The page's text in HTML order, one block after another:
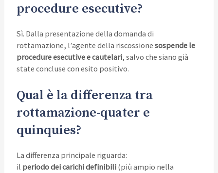
procedure esecutive?
Sì. Dalla presentazione della domanda di
rottamazione, l’agente della riscossione sospende le
procedure esecutive e cautelari, salvo che siano già
state concluse con esito positivo.
Qual è la differenza tra
rottamazione-quater e
quinquies?
La differenza principale riguarda:
il periodo dei carichi definibili(più ampio nella